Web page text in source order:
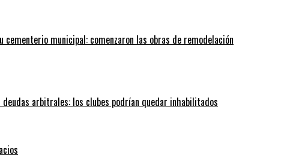
municipal: comenzaron las obras de remodelación
arbitrales: los clubes podrían quedar inhabilitados